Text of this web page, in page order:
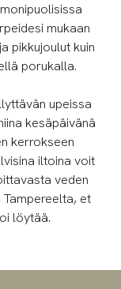
mukaan
pikkujoulut kuin
porukalla.
upeissa
kesäpäivänä
kerrokseen
iltoina voit
veden
et
löytää.